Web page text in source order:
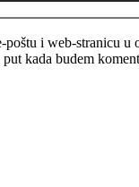
poštu i web-stranicu u
kada budem